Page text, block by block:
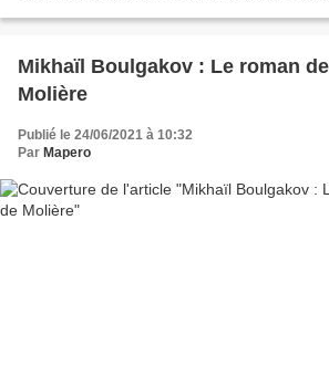
Mikhaïl Boulgakov : Le roman
Molière
Publié le 24/06/2021 à 10:32
Par Mapero